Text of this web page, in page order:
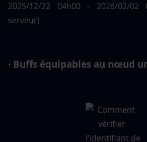
2025/12/22 04h00 - 2026/02/02
serveur)
· Buffs équipables au nœud